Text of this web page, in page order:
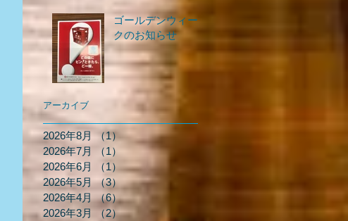
ゴールデンウィー
クのお知らせ
アーカイブ
2026年8月 （1）
1件の記事
2026年7月
（1）
1件の記事
2026年6月
（1）1件の記事
2026年5月 （3）3件の記事
2026年4月 （6）6件の記事
2026年3月
（2）2件の記事